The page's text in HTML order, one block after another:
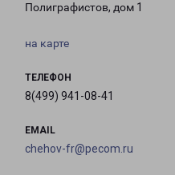
Полиграфистов, дом 1
на карте
ТЕЛЕФОН
8(499) 941-08-41
EMAIL
chehov-fr@pecom.ru